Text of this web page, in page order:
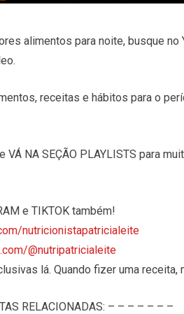
alimentos para noite, busque
receitas e hábitos para o
VÁ NA SEÇÃO PLAYLISTS para
e TIKTOK também!
nutricionistapatricialeite
@nutripatricialeite
lá. Quando fizer uma
RELACIONADAS: – – – – – – –